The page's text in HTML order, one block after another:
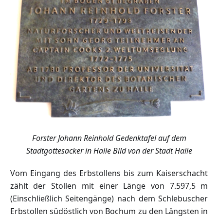
Forster Johann Reinhold Gedenktafel auf dem
Stadtgottesacker in Halle Bild von der Stadt Halle
Vom Eingang des Erbstollens bis zum Kaiserschacht
zählt der Stollen mit einer Länge von 7.597,5 m
(Einschließlich Seitengänge) nach dem Schlebuscher
Erbstollen südöstlich von Bochum zu den Längsten in